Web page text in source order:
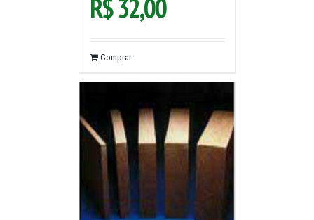
R$32,00
Comprar